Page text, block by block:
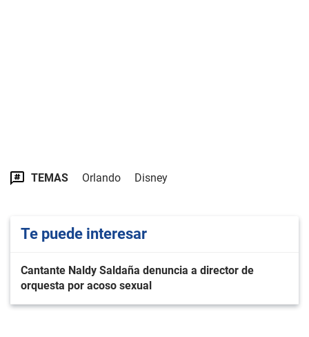
TEMAS Orlando Disney
Te puede interesar
Cantante Naldy Saldaña denuncia a director de
orquesta por acoso sexual